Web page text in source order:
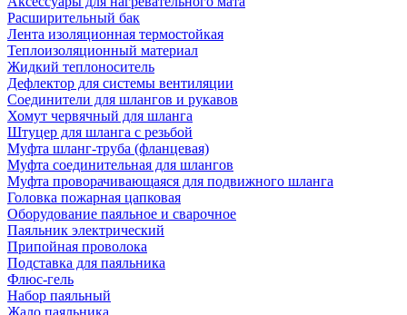
Расширительный бак
Лента изоляционная термостойкая
Теплоизоляционный материал
Жидкий теплоноситель
Дефлектор для системы вентиляции
Соединители для шлангов и рукавов
Хомут червячный для шланга
Штуцер для шланга с резьбой
Муфта шланг-труба (фланцевая)
Муфта соединительная для шлангов
Муфта проворачивающаяся для подвижного шланга
Головка пожарная цапковая
Оборудование паяльное и сварочное
Паяльник электрический
Припойная проволока
Подставка для паяльника
Флюс-гель
Набор паяльный
Жало паяльника